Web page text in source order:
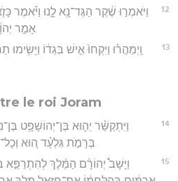
12
וַיֹּאמְר֣וּ שֶׁ֔קֶר הַגֶּד־נָ֖א לָ֑נוּ וַיֹּ֗אמֶר
אָמַ֣ר
13
וַֽיְמַהֲר֗וּ וַיִּקְחוּ֙ אִ֣ישׁ בִּגְד֔וֹ
le roi Joram
14
וַיִּתְקַשֵּׁ֗ר יֵה֛וּא בֶּן־יְהוֹשָׁפָ֥ט
בְּרָמֹ֣ת גִּלְעָ֗ד ה֚וּא
15
וַיָּשָׁב֩ יְהוֹרָ֨ם הַמֶּ֜לֶךְ לְהִתְרַפֵּ֣א